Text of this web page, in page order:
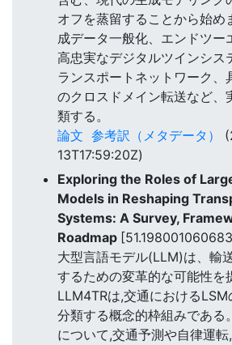
オフを蒸留することから始め
成データ一般化、エンドツー
高忠実なデジタルツインシス
ランスポートネットワーク、
のクロスドメイン転送など、
類する。
論文 参考訳（メタデータ）
13T17:59:20Z)
Exploring the Roles of
Models in Reshaping
Systems: A Survey,
Roadmap
大型言語モデル(LLM)は、輸
するための変革的な可能性を
LLM4TRは,交通における
分類する概念的枠組みである
について,交通予測や自律運